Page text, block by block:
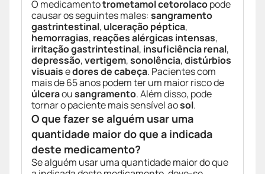
O medicamentotrometamol cetorolacopode
causar os seguintes males:sangramento
gastrintestinal, ulceração péptica,
hemorragias, reações alérgicas intensas,
irritação gastrintestinal, insuficiência renal,
depressão,vertigem,sonolência,distúrbios
visuaisedores de cabeça. Pacientes com
mais de 65 anos podem ter um maior risco de
úlceraousangramento. Além disso, pode
tornar o paciente mais sensível aosol.
O que fazer se alguém usar uma
quantidade maior do que a indicada
deste medicamento?
Se alguém usar uma quantidade maior do que